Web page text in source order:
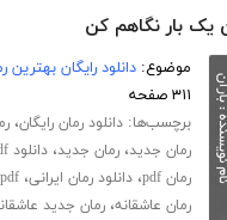
یک بار نگاهم کن
موضوع:دانلود رایگان بهترین
۳۱۱ صفحه
برچسب‌ها:دانلود رمان رایگان،
رمان جدید،رمان جدید،دانلود pdf رمان
رمان pdf ،دانلود رمان ایرانی،pdf عاشقانه
رمان عاشقانه،رمان جدید